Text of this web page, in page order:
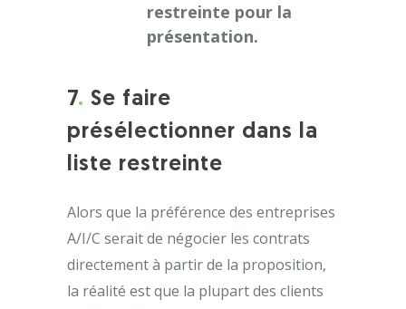
restreinte pour la
présentation.
7. Se faire
présélectionner dans la
liste restreinte
Alors que la préférence des entreprises
A/I/C serait de négocier les contrats
directement à partir de la proposition,
la réalité est que la plupart des clients